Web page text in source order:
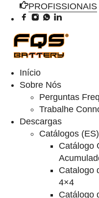
PROFISSIONAIS
Início
Sobre Nós
Perguntas
Trabalhe
Descargas
Catálogos (ES)
Catálogo
Catalogo
4×4
Catálogo